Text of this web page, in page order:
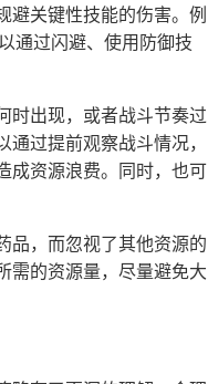
避关键性技能的伤害。例
通过闪避、使用防御技
时出现，或者战斗节奏过
过提前观察战斗情况，
成资源浪费。同时，也可
品，而忽视了其他资源的
需的资源量，尽量避免大